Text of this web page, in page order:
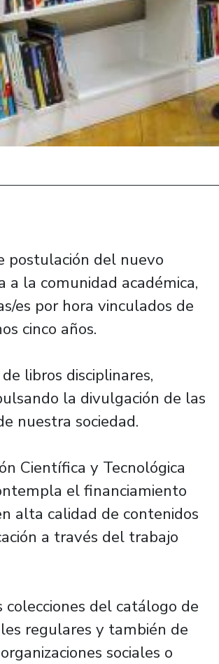
postulación del nuevo
a la comunidad académica,
es por hora vinculados de
cinco años.
libros disciplinares,
la divulgación de las
nuestra sociedad.
Científica y Tecnológica
el financiamiento
alta calidad de contenidos
a través del trabajo
del catálogo de
regulares y también de
sociales o